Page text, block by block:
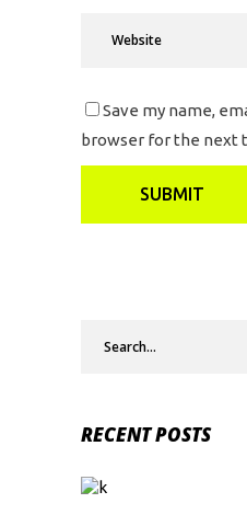
Save my name,
browser for the next
RECENT POSTS